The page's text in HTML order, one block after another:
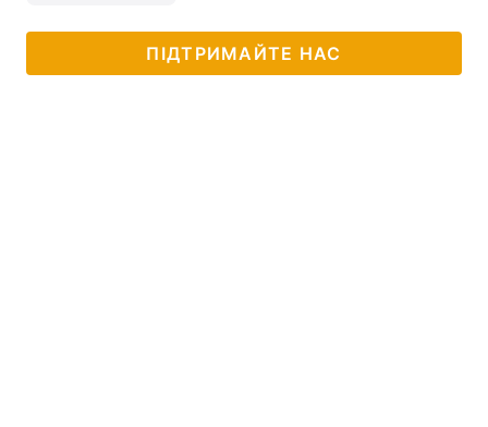
ПІДТРИМАЙТЕ НАС